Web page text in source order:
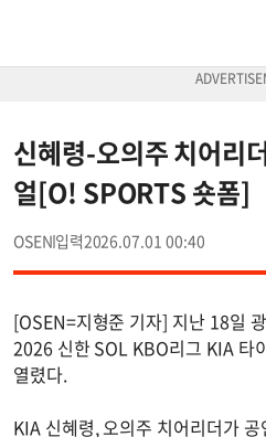
신혜령-오의주 치어리
얼[O! SPORTS 숏폼]
OSEN 2026.07.01 00:40
[OSEN=지형준 기자] 지난 18일
2026 신한 SOL KBO리그 KIA 타
열렸다.
KIA 신혜령, 오의주 치어리더가